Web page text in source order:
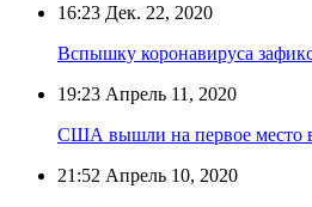
16:23 Дек. 22, 2020
Вспышку коронавируса
19:23 Апрель 11, 2020
США вышли на первое место
21:52 Апрель 10, 2020